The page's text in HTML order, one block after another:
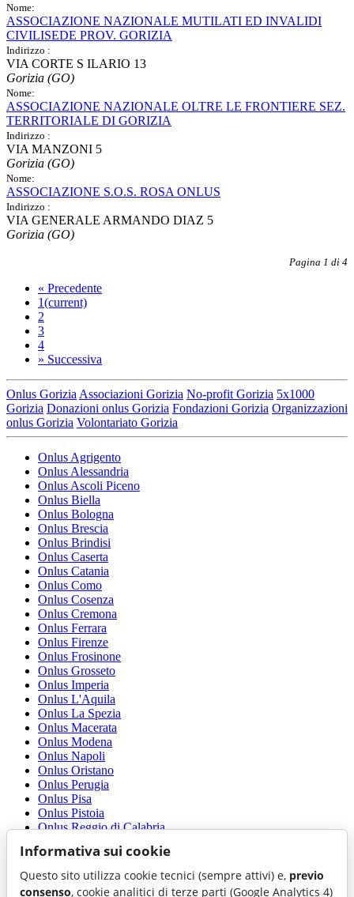
Nome:
ASSOCIAZIONE NAZIONALE MUTILATI ED INVALIDI
CIVILISEDE PROV. GORIZIA
Indirizzo :
VIA CORTE S ILARIO 13
Gorizia (GO)
Nome:
ASSOCIAZIONE NAZIONALE OLTRE LE FRONTIERE SEZ.
TERRITORIALE DI GORIZIA
Indirizzo :
VIA MANZONI 5
Gorizia (GO)
Nome:
ASSOCIAZIONE S.O.S. ROSA ONLUS
Indirizzo :
VIA GENERALE ARMANDO DIAZ 5
Gorizia (GO)
Pagina 1 di 4
« Precedente
1(current)
2
3
4
» Successiva
Onlus Gorizia Associazioni Gorizia No-profit Gorizia 5x1000
Gorizia Donazioni onlus Gorizia Fondazioni Gorizia Organizzazioni
onlus Gorizia Volontariato Gorizia
Onlus Agrigento
Onlus Alessandria
Onlus Ascoli Piceno
Onlus Biella
Onlus Bologna
Onlus Brescia
Onlus Brindisi
Onlus Caserta
Onlus Catania
Onlus Como
Onlus Cosenza
Onlus Cremona
Onlus Ferrara
Onlus Firenze
Onlus Frosinone
Onlus Grosseto
Onlus Imperia
Onlus L'Aquila
Onlus La Spezia
Onlus Macerata
Onlus Modena
Onlus Napoli
Onlus Oristano
Onlus Perugia
Onlus Pisa
Onlus Pistoia
Onlus Reggio di Calabria
Onlus Rieti
Onlus Roma
Onlus Rovigo
Informativa sui cookie
Questo sito utilizza cookie tecnici (sempre attivi) e, previo
consenso, cookie analitici di terze parti (Google Analytics 4)